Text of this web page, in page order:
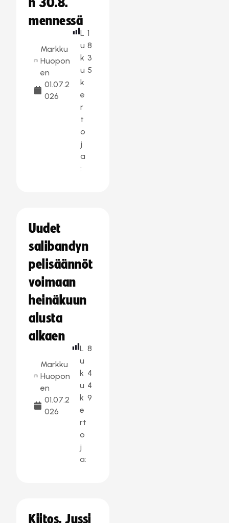
n 30.8.
mennessä
Markku
Huopon
en
01.07.2
026
L
u
k
u
k
e
r
t
o
j
a
:
1
8
3
5
Uudet
salibandyn
pelisäännöt
voimaan
heinäkuun
alusta
alkaen
Markku
Huopon
en
01.07.2
026
L
u
k
u
k
e
rt
o
j
a:
8
4
4
9
Kiitos, Jussi